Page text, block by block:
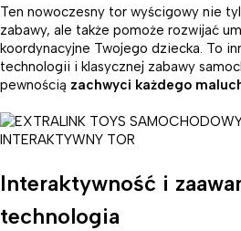
Ten nowoczesny tor wyścigowy nie
zabawy, ale także pomoże rozwijać
koordynacyjne Twojego dziecka. To
technologii i klasycznej zabawy
pewnością zachwyci każdego
Interaktywność i
technologia